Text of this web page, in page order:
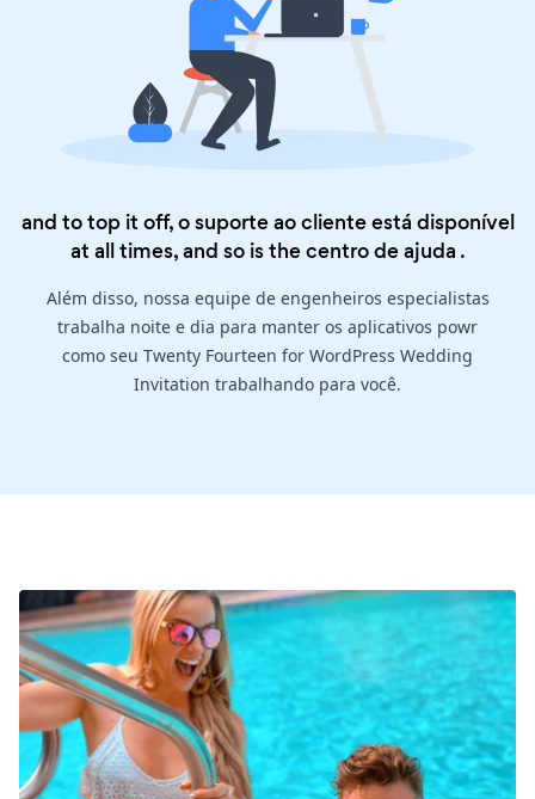
and to top it off, o suporte ao cliente está disponível
at all times, and so is thecentro de ajuda .
Além disso, nossa equipe de engenheiros especialistas
trabalha noite e dia para manter os aplicativos powr
como seu Twenty Fourteen for WordPress Wedding
Invitation trabalhando para você.